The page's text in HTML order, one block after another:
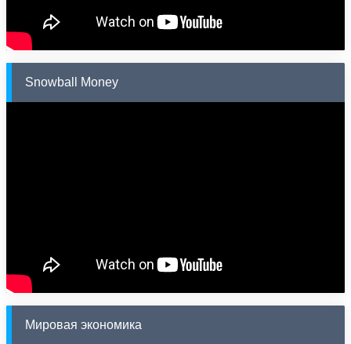
Snowball Money
Мировая экономика